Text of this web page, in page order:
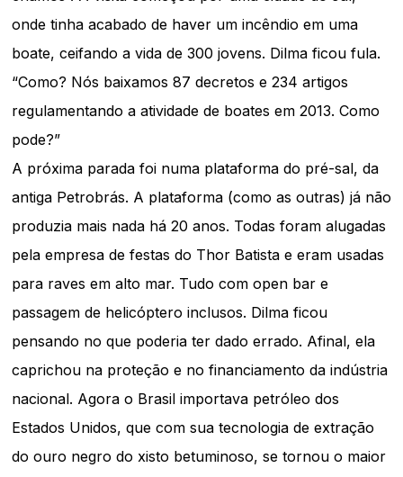
onde tinha acabado de haver um incêndio em uma
boate, ceifando a vida de 300 jovens. Dilma ficou fula.
“Como? Nós baixamos 87 decretos e 234 artigos
regulamentando a atividade de boates em 2013. Como
pode?”
A próxima parada foi numa plataforma do pré-sal, da
antiga Petrobrás. A plataforma (como as outras) já não
produzia mais nada há 20 anos. Todas foram alugadas
pela empresa de festas do Thor Batista e eram usadas
para raves em alto mar. Tudo com open bar e
passagem de helicóptero inclusos. Dilma ficou
pensando no que poderia ter dado errado. Afinal, ela
caprichou na proteção e no financiamento da indústria
nacional. Agora o Brasil importava petróleo dos
Estados Unidos, que com sua tecnologia de extração
do ouro negro do xisto betuminoso, se tornou o maior